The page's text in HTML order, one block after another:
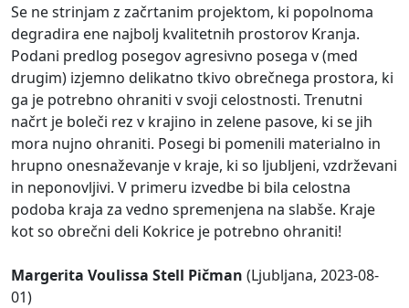
Se ne strinjam z začrtanim projektom, ki popolnoma
degradira ene najbolj kvalitetnih prostorov Kranja.
Podani predlog posegov agresivno posega v (med
drugim) izjemno delikatno tkivo obrečnega prostora, ki
ga je potrebno ohraniti v svoji celostnosti. Trenutni
načrt je boleči rez v krajino in zelene pasove, ki se jih
mora nujno ohraniti. Posegi bi pomenili materialno in
hrupno onesnaževanje v kraje, ki so ljubljeni, vzdrževani
in neponovljivi. V primeru izvedbe bi bila celostna
podoba kraja za vedno spremenjena na slabše. Kraje
kot so obrečni deli Kokrice je potrebno ohraniti!
Margerita Voulissa Stell Pičman (Ljubljana, 2023-08-
01)